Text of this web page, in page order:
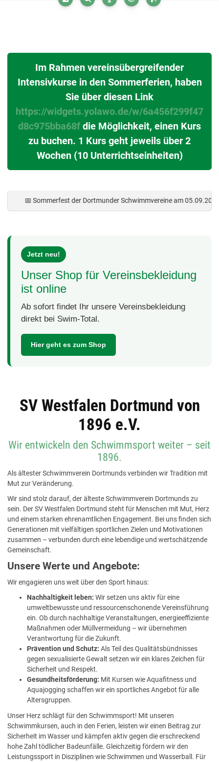
Im Rahmen vereinsübergreifender
Intensivkurse in den Sommerferien, haben
Sie über diesen Link
https://widgets.yolawo.de/w/6a456f299f47
d8c975bba68f die Möglichkeit, einen Kurs
zu buchen. 1 Kurs geht jeweils über 2
Wochen (10 Unterrichtseinheiten)
der Dortmunder Schwimmvereine am 05.09.2026 • 💚 SV
Jetzt neu!
Unser Shop für Vereinsbekleidung
ist online
Ab sofort findet Ihr unsere Vereinsbekleidung
direkt bei Swim-Total.
Hier geht es zum Shop
SV Westfalen Dortmund von
1896 e.V.
Wir entwickeln den Schwimmsport weiter – seit
1896.
SV Westfalen Dortmund 1896
Als ältester Schwimmverein Dortmunds verbinden wir Tradition mit
Mut zur Veränderung.
Wir sind stolz darauf, der älteste Schwimmverein Dortmunds zu
sein. Der SV Westfalen Dortmund steht für Menschen mit Mut, Herz
und einem starken ehrenamtlichen Engagement. Bei uns finden sich
Generationen mit vielfältigen sportlichen Zielen und Motivationen
zusammen – verbunden durch eine lebendige und wertschätzende
Gemeinschaft.
Unsere Werte und Angebote:
Wir engagieren uns weit über den Sport hinaus:
Nachhaltigkeit leben: Wir setzen uns aktiv für eine
umweltbewusste und ressourcenschonende Vereinsführung
ein. Ob durch nachhaltige Veranstaltungen, energieeffiziente
Maßnahmen oder Müllvermeidung – wir übernehmen
Verantwortung für die Zukunft.
Prävention und Schutz: Als Teil des Qualitätsbündnisses
gegen sexualisierte Gewalt setzen wir ein klares Zeichen für
Sicherheit und Respekt.
Gesundheitsförderung: Mit Kursen wie Aquafitness und
Aquajogging schaffen wir ein sportliches Angebot für alle
Altersgruppen.
Unser Herz schlägt für den Schwimmsport! Mit unseren
Schwimmkursen, auch in den Ferien, leisten wir einen Beitrag zur
Sicherheit im Wasser und kämpfen aktiv gegen die erschreckend
hohe Zahl tödlicher Badeunfälle. Gleichzeitig fördern wir den
Leistungssport in Disziplinen wie Schwimmen und Wasserball. Für